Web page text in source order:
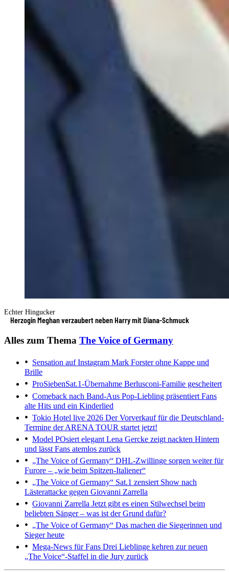
Echter Hingucker
Herzogin Meghan verzaubert neben Harry mit Diana-Schmuck
Alles zum Thema The Voice of Germany
Sensation auf Instagram Mark Forster ohne Kappe und
Brille
ProSiebenSat.1-Übernahme Berlusconi-Familie gescheitert
Comeback nach Band-Aus Pop-Liebling präsentiert Fans
alte Hits und ein Kinderlied
Tokio Hotel live 2026 Der Vorverkauf für die Deutschland-
Termine der ARENA TOUR startet jetzt!
Model POsiert elegant Lena Gercke zeigt nackten Hintern
und lässt Fans atemlos zurück
„The Voice of Germany“ DHL-Zwillinge sorgen weiter für
Furore – „wie beim Spitzen-Italiener“
„The Voice of Germany“ Sat.1 zensiert Show nach
Lästerattacke gegen Giovanni Zarrella
Giovanni Zarrella Jetzt gibt es einen Stilwechsel beim
beliebten Sänger – was ist der Grund dafür?
„The Voice of Germany“ Das machen die Siegerinnen und
Sieger heute
Mega-News für Fans Drei Lieblinge kehren zur neuen
„The Voice“-Staffel in die Jury zurück